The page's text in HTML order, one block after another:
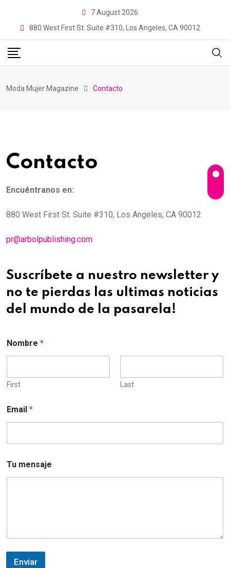
7 August 2026
880 West First St. Suite #310, Los Angeles, CA 90012
Moda Mujer Magazine Contacto
Contacto
Encuéntranos en:
880 West First St. Suite #310, Los Angeles, CA 90012
pr@arbolpublishing.com
Suscríbete a nuestro newsletter y
no te pierdas las ultimas noticias
del mundo de la pasarela!
Nombre *
First Last
Email *
Tu mensaje
Enviar